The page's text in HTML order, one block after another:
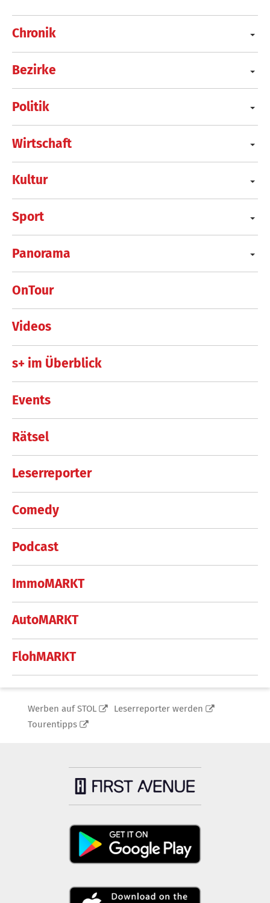
Chronik
Bezirke
Politik
Wirtschaft
Kultur
Sport
Panorama
OnTour
Videos
s+ im Überblick
Events
Rätsel
Leserreporter
Comedy
Podcast
ImmoMARKT
AutoMARKT
FlohMARKT
Werben auf STOL
Leserreporter werden
Tourentipps